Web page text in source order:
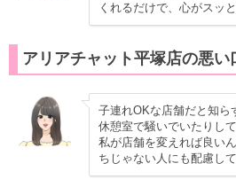
くれるだけで、心がスッ
アリアチャット平塚店の悪い
子連れOKな店舗だと知ら
休憩室で騒いでいたりして
私が店舗を変えれば良い
ちじゃない人にも配慮して